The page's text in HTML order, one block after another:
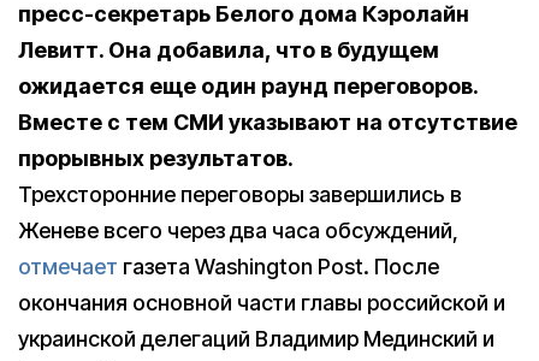
пресс-секретарь Белого дома Кэролайн
Левитт. Она добавила, что в будущем
ожидается еще один раунд переговоров.
Вместе с тем СМИ указывают на отсутствие
прорывных результатов.
Трехсторонние переговоры завершились в
Женеве всего через два часа обсуждений,
отмечает газета Washington Post. После
окончания основной части главы российской и
украинской делегаций Владимир Мединский и